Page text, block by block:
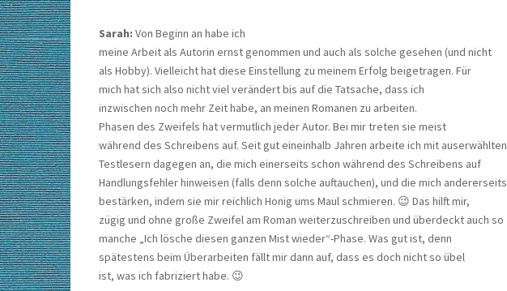
Sarah: Von Beginn an habe ich
meine Arbeit als Autorin ernst genommen und auch als solche gesehen (und nicht
als Hobby). Vielleicht hat diese Einstellung zu meinem Erfolg beigetragen. Für
mich hat sich also nicht viel verändert bis auf die Tatsache, dass ich
inzwischen noch mehr Zeit habe, an meinen Romanen zu arbeiten.
Phasen des Zweifels hat vermutlich jeder Autor. Bei mir treten sie meist
während des Schreibens auf. Seit gut eineinhalb Jahren arbeite ich mit auserwählten
Testlesern dagegen an, die mich einerseits schon während des Schreibens auf
Handlungsfehler hinweisen (falls denn solche auftauchen), und die mich andererseits
bestärken, indem sie mir reichlich Honig ums Maul schmieren. 😉 Das hilft mir,
zügig und ohne große Zweifel am Roman weiterzuschreiben und überdeckt auch so
manche „Ich lösche diesen ganzen Mist wieder“-Phase. Was gut ist, denn
spätestens beim Überarbeiten fällt mir dann auf, dass es doch nicht so übel
ist, was ich fabriziert habe. 😉